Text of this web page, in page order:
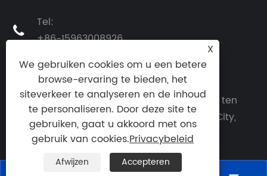

Tel:
+86-15963008926

E-mailen:
peter@wovalves.com
Adres: Ten zuiden van Shenzhen Road ten
oosten van Guangzhou Road, Pingdu City,
provincie Qingdao, China
X
We gebruiken cookies om u een betere
browse-ervaring te bieden, het
siteverkeer te analyseren en de inhoud
te personaliseren. Door deze site te
gebruiken, gaat u akkoord met ons
gebruik van cookies.Privacybeleid
Afwijzen Accepteren